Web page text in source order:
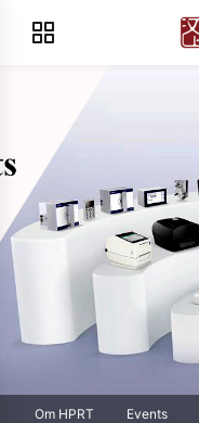
Om HPRT Events